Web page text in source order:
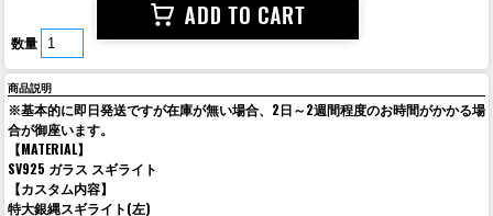
数量
商品説明
※基本的に即日発送ですが在庫が無い場合、2日～2週間程度のお時間がかかる場
合が御座います。
【MATERIAL】
SV925 ガラス スギライト
【カスタム内容】
特大銀縄スギライト(左)